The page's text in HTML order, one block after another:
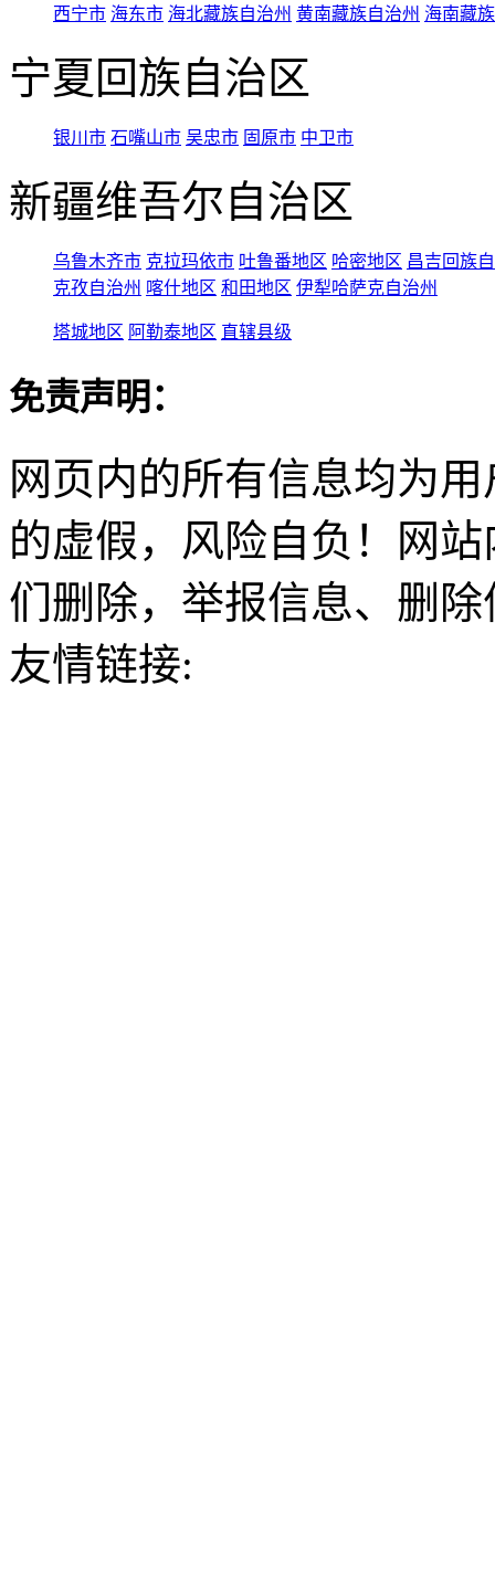
西宁市 海东市 海北藏族自治州 黄南藏族自治州 海南藏
宁夏回族自治区
银川市 石嘴山市 吴忠市 固原市 中卫市
新疆维吾尔自治区
乌鲁木齐市 克拉玛依市 吐鲁番地区 哈密地区 昌吉回族
克孜自治州 喀什地区 和田地区 伊犁哈萨克自治州
塔城地区 阿勒泰地区 直辖县级
免责声明：
网页内的所有信息均为
的虚假，风险自负！网
们删除，举报信息、删
友情链接: